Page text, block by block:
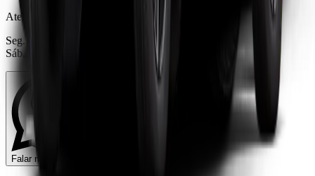
Atendimento
Seg. a sex., das 8h às 17h
Sáb., das 8h às 12h
Falar no WhatsApp